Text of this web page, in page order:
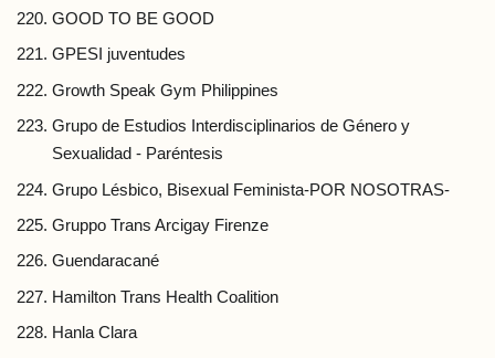
GOOD TO BE GOOD
GPESI juventudes
Growth Speak Gym Philippines
Grupo de Estudios Interdisciplinarios de Género y
Sexualidad - Paréntesis
Grupo Lésbico, Bisexual Feminista-POR NOSOTRAS-
Gruppo Trans Arcigay Firenze
Guendaracané
Hamilton Trans Health Coalition
Hanla Clara